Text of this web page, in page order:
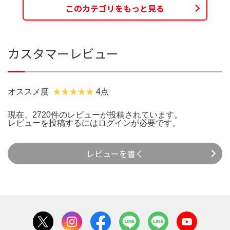
このカテゴリをもっと見る
カスタマーレビュー
オススメ度 4点
現在、2720件のレビューが投稿されています。
レビューを投稿するには ログインが必要です。
レビューを書く